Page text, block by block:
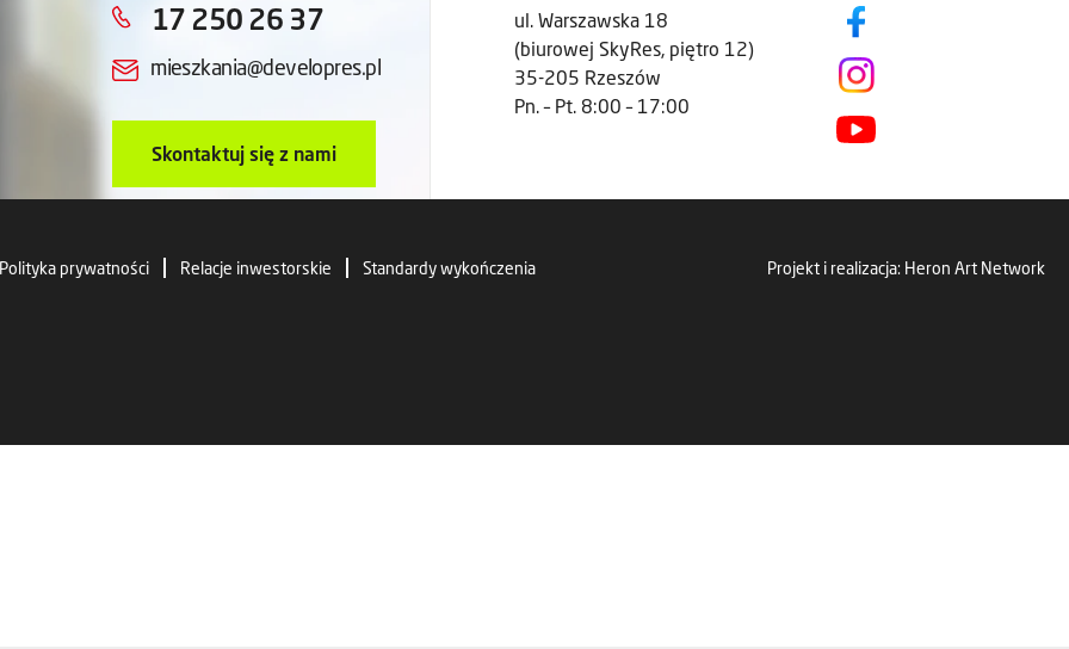
17 250 26 37
mieszkania@developres.pl
Skontaktuj się z nami
ul. Warszawska 18
(biurowej SkyRes, piętro 12)
35-205 Rzeszów
Pn. – Pt. 8:00 – 17:00
Polityka prywatności Relacje inwestorskie Standardy wykończenia Projekt i realizacja: Heron Art Network